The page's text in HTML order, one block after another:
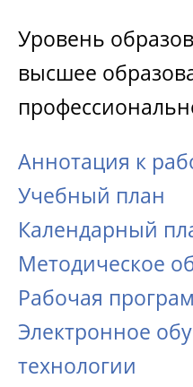
Уровень
высшее
Аннотация к
Учебный план
Календарный
Методическое
Рабочая
Электронное
технологии